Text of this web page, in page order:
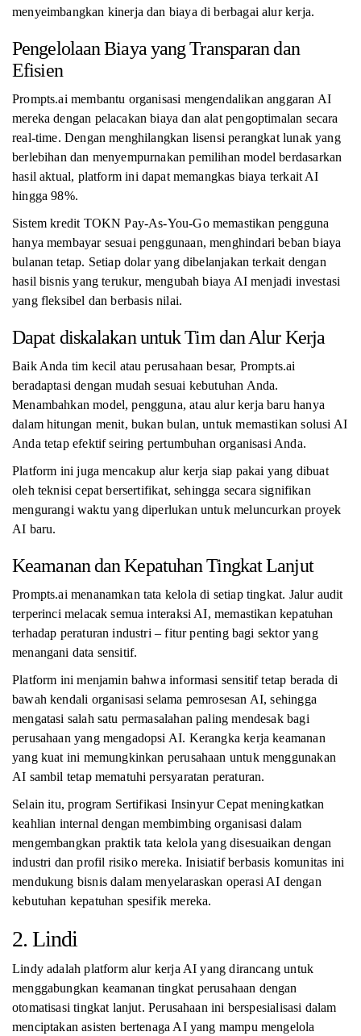
menyeimbangkan kinerja dan biaya di berbagai alur kerja.
Pengelolaan Biaya yang Transparan dan
Efisien
Prompts.ai membantu organisasi mengendalikan anggaran AI
mereka dengan pelacakan biaya dan alat pengoptimalan secara
real-time. Dengan menghilangkan lisensi perangkat lunak yang
berlebihan dan menyempurnakan pemilihan model berdasarkan
hasil aktual, platform ini dapat memangkas biaya terkait AI
hingga 98%.
Sistem kredit TOKN Pay-As-You-Go memastikan pengguna
hanya membayar sesuai penggunaan, menghindari beban biaya
bulanan tetap. Setiap dolar yang dibelanjakan terkait dengan
hasil bisnis yang terukur, mengubah biaya AI menjadi investasi
yang fleksibel dan berbasis nilai.
Dapat diskalakan untuk Tim dan Alur Kerja
Baik Anda tim kecil atau perusahaan besar, Prompts.ai
beradaptasi dengan mudah sesuai kebutuhan Anda.
Menambahkan model, pengguna, atau alur kerja baru hanya
dalam hitungan menit, bukan bulan, untuk memastikan solusi AI
Anda tetap efektif seiring pertumbuhan organisasi Anda.
Platform ini juga mencakup alur kerja siap pakai yang dibuat
oleh teknisi cepat bersertifikat, sehingga secara signifikan
mengurangi waktu yang diperlukan untuk meluncurkan proyek
AI baru.
Keamanan dan Kepatuhan Tingkat Lanjut
Prompts.ai menanamkan tata kelola di setiap tingkat. Jalur audit
terperinci melacak semua interaksi AI, memastikan kepatuhan
terhadap peraturan industri – fitur penting bagi sektor yang
menangani data sensitif.
Platform ini menjamin bahwa informasi sensitif tetap berada di
bawah kendali organisasi selama pemrosesan AI, sehingga
mengatasi salah satu permasalahan paling mendesak bagi
perusahaan yang mengadopsi AI. Kerangka kerja keamanan
yang kuat ini memungkinkan perusahaan untuk menggunakan
AI sambil tetap mematuhi persyaratan peraturan.
Selain itu, program Sertifikasi Insinyur Cepat meningkatkan
keahlian internal dengan membimbing organisasi dalam
mengembangkan praktik tata kelola yang disesuaikan dengan
industri dan profil risiko mereka. Inisiatif berbasis komunitas ini
mendukung bisnis dalam menyelaraskan operasi AI dengan
kebutuhan kepatuhan spesifik mereka.
2. Lindi
Lindy adalah platform alur kerja AI yang dirancang untuk
menggabungkan keamanan tingkat perusahaan dengan
otomatisasi tingkat lanjut. Perusahaan ini berspesialisasi dalam
menciptakan asisten bertenaga AI yang mampu mengelola